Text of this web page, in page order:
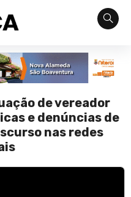
de vereador
e denúncias de
nas redes